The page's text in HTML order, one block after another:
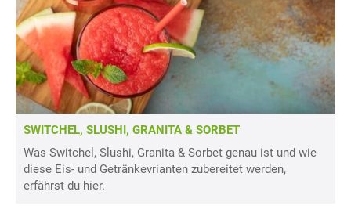
SWITCHEL, SLUSHI, GRANITA & SORBET
Was Switchel, Slushi, Granita & Sorbet genau ist und wie
diese Eis- und Getränkevrianten zubereitet werden,
erfährst du hier.